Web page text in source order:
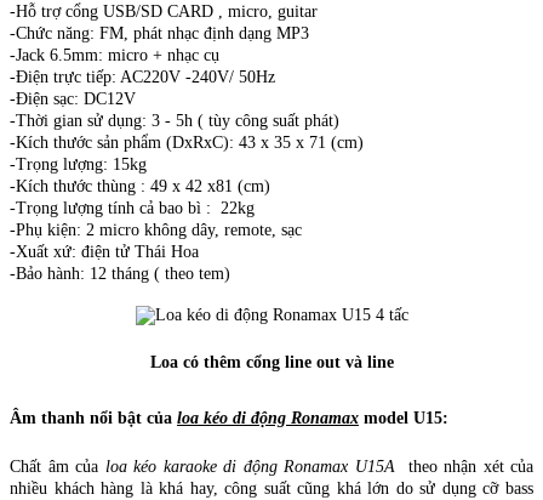
-Hỗ trợ cổng USB/SD CARD , micro, guitar
-Chức năng: FM, phát nhạc định dạng MP3
-Jack 6.5mm: micro + nhạc cụ
-Điện trực tiếp: AC220V -240V/ 50Hz
-Điện sạc: DC12V
-Thời gian sử dụng: 3 - 5h ( tùy công suất phát)
-Kích thước sản phẩm (DxRxC): 43 x 35 x 71 (cm)
-Trọng lượng: 15kg
-Kích thước thùng : 49 x 42 x81 (cm)
-Trọng lượng tính cả bao bì : 22kg
-Phụ kiện: 2 micro không dây, remote, sạc
-Xuất xứ: điện tử Thái Hoa
-Bảo hành: 12 tháng ( theo tem)
Loa có thêm cổng line out và line
Âm thanh nổi bật của loa kéo di động Ronamax model U15:
Chất âm của loa kéo karaoke di động Ronamax U15Atheo nhận xét của
nhiều khách hàng là khá hay, công suất cũng khá lớn do sử dụng cỡ bass